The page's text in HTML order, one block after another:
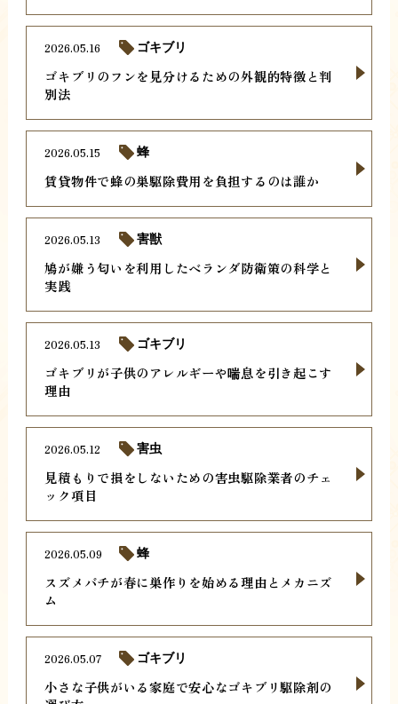
ゴキブリのフンを見分けるための外観的特徴と判
別法
2026.05.16 ゴキブリ
賃貸物件で蜂の巣駆除費用を負担するのは誰か
2026.05.15 蜂
鳩が嫌う匂いを利用したベランダ防衛策の科学と
実践
2026.05.13 害獣
ゴキブリが子供のアレルギーや喘息を引き起こす
理由
2026.05.13 ゴキブリ
見積もりで損をしないための害虫駆除業者のチェ
ック項目
2026.05.12 害虫
スズメバチが春に巣作りを始める理由とメカニズ
ム
2026.05.09 蜂
小さな子供がいる家庭で安心なゴキブリ駆除剤の
2026.05.07 ゴキブリ